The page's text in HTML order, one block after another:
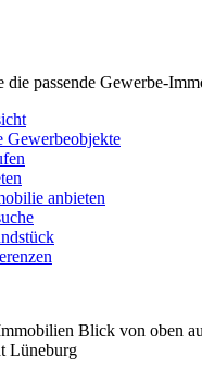
die passende Gewerbe-
Gewerbeobjekte
anbieten